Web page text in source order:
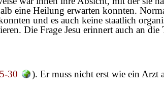
eine Heilung erwarten konnten.
und es auch keine staatlich
Die Frage Jesu erinnert auch an
30
). Er muss nicht erst wie ein Arzt